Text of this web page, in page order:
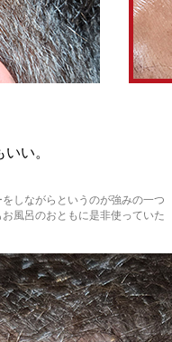
い。
しながらというのが強みの一つ
風呂のおともに是非使っていた